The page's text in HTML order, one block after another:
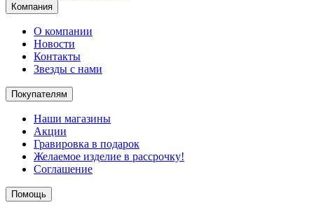
Компания
О компании
Новости
Контакты
Звезды с нами
Покупателям
Наши магазины
Акции
Гравировка в подарок
Желаемое изделие в рассрочку!
Соглашение
Помощь